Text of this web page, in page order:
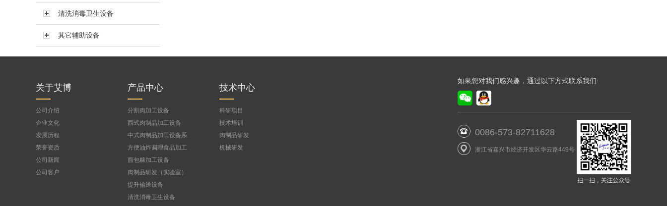
真空搅拌机BVBJ-300FS
真空搅拌机BVBJ-300
真空搅拌机BVBJ-500
真空搅拌机BVBJ-1500
清洗消毒卫生设备
其它辅助设备
关于艾博
公司介绍
企业文化
发展历程
荣誉资质
公司新闻
公司客户
产品中心
分割肉加工设备
西式肉制品加工设备
中式肉制品加工设备系
列
方便油炸调理食品加工
设备
面包糠加工设备
肉制品研发（实验室）
设备
提升输送设备
清洗消毒卫生设备
技术中心
科研项目
技术培训
肉制品研发
机械研发
如果您对我们感兴趣，通过以下方式联系我们:
0086-573-82711628
浙江省嘉兴市经济开发区华云路449号